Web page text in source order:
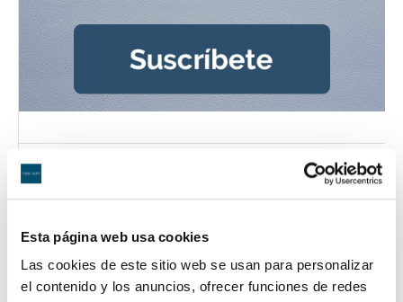
Esta página web usa cookies
Las cookies de este sitio web se usan para personalizar
el contenido y los anuncios, ofrecer funciones de redes
Especial Militares
Especial CNP y Policía Local